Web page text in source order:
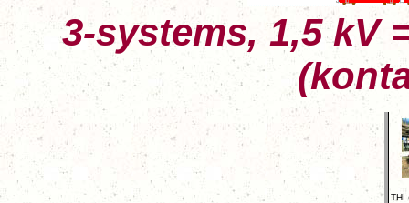
3-systems, 1,5 kV
THI